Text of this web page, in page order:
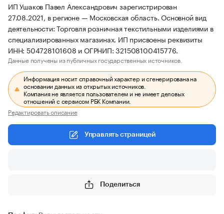
ИП Ушаков Павел Александрович зарегистрирован
27.08.2021, в регионе — Московская область. Основной вид
деятельности: Торговля розничная текстильными изделиями в
специализированных магазинах. ИП присвоены реквизиты
ИНН: 504728101608 и ОГРНИП: 321508100415776.
Данные получены из публичных государственных источников.
Информация носит справочный характер и сгенерирована на
основании данных из открытых источников.
Компания не является пользователем и не имеет деловых
отношений с сервисом РБК Компании.
Редактировать описание
Управлять страницей
Поделиться